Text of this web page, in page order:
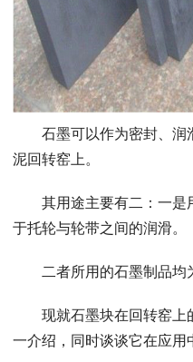
石墨可以作为密封、润
泥回转窑上。
其用途主要有二：一是
于托轮与轮带之间的润滑。
二者所用的石墨制品均
现就石墨块在回转窑上
一介绍，同时谈谈它在应用